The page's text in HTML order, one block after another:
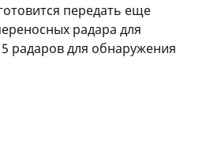
передать еще
радара для
радаров для обнаружения